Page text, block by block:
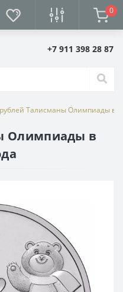
0
+7 911 398 28 87
Талисманы Олимпиады в
Олимпиады в